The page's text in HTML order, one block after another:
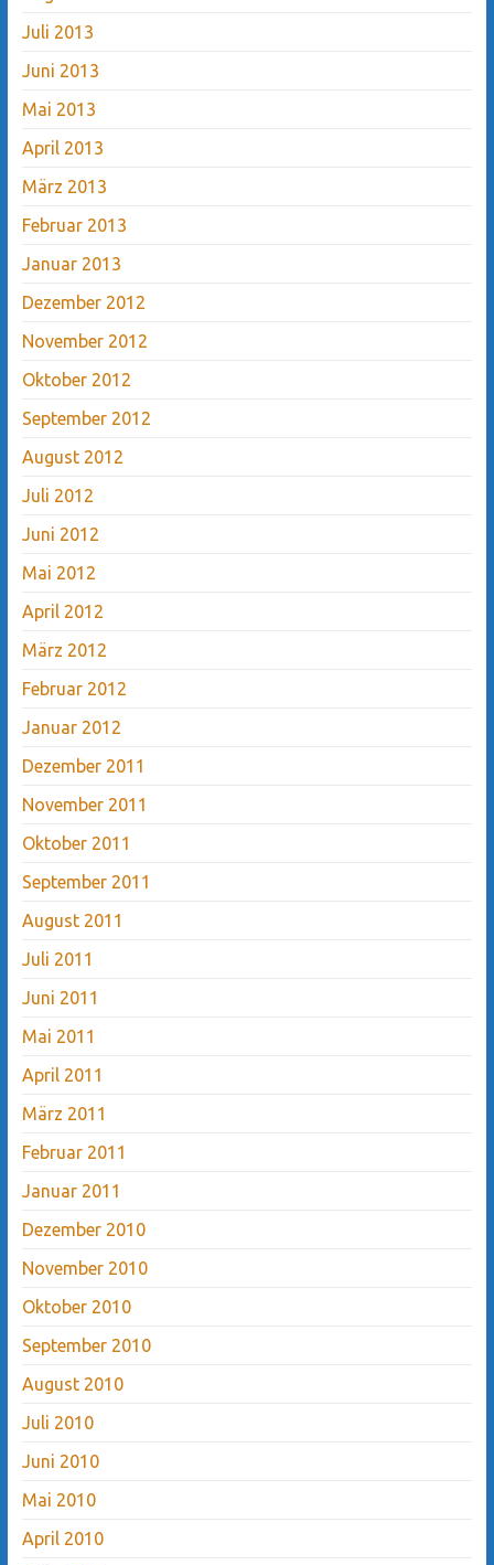
Juli 2013
Juni 2013
Mai 2013
April 2013
März 2013
Februar 2013
Januar 2013
Dezember 2012
November 2012
Oktober 2012
September 2012
August 2012
Juli 2012
Juni 2012
Mai 2012
April 2012
März 2012
Februar 2012
Januar 2012
Dezember 2011
November 2011
Oktober 2011
September 2011
August 2011
Juli 2011
Juni 2011
Mai 2011
April 2011
März 2011
Februar 2011
Januar 2011
Dezember 2010
November 2010
Oktober 2010
September 2010
August 2010
Juli 2010
Juni 2010
Mai 2010
April 2010